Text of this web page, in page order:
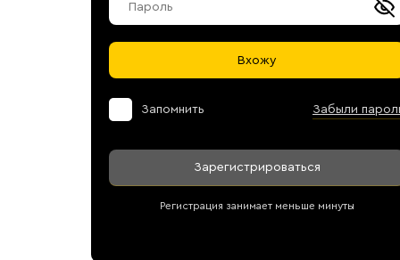
Вхожу
Запомнить Забыли
Зарегистрироваться
Регистрация занимает меньше минуты